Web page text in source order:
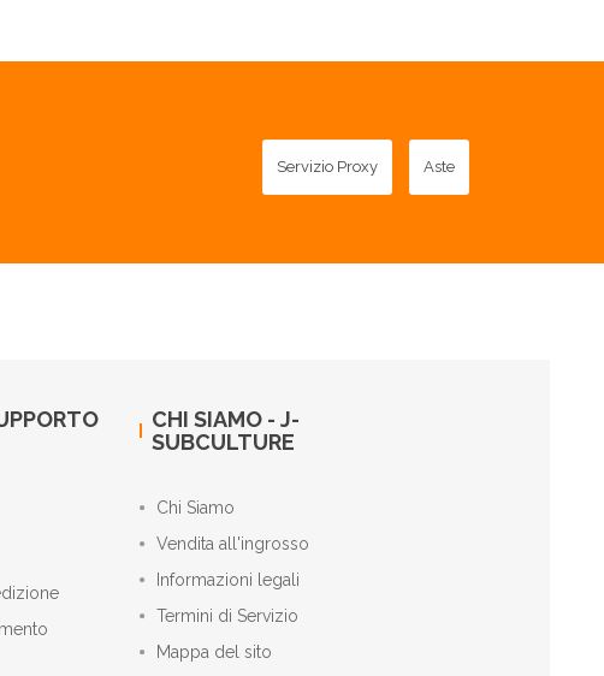
Servizio Proxy Aste
CHI SIAMO - J-
SUBCULTURE
Chi Siamo
Vendita all'ingrosso
Informazioni legali
Termini di Servizio
Mappa del sito